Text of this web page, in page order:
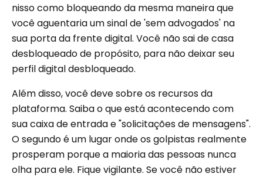
nisso como bloqueando da mesma maneira que
você aguentaria um sinal de 'sem advogados' na
sua porta da frente digital. Você não sai de casa
desbloqueado de propósito, para não deixar seu
perfil digital desbloqueado.
Além disso, você deve sobre os recursos da
plataforma. Saiba o que está acontecendo com
sua caixa de entrada e "solicitações de mensagens".
O segundo é um lugar onde os golpistas realmente
prosperam porque a maioria das pessoas nunca
olha para ele. Fique vigilante. Se você não estiver